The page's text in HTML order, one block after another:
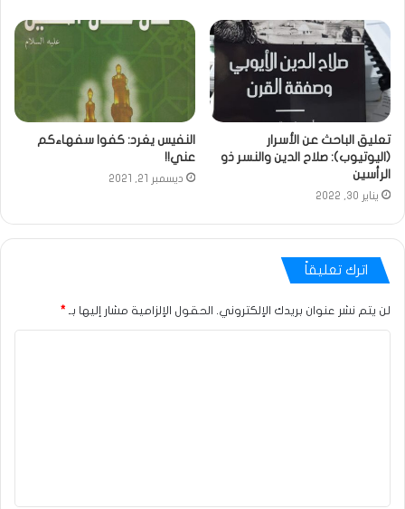
تعليق الباحث عن الأسرار
(اليوتيوب): صلاح الدين والنسر ذو
الرأسين
يناير 30, 2022
النفيس يغرد: كفوا سفهاءكم
عني!!
ديسمبر 21, 2021
اترك تعليقاً
لن يتم نشر عنوان بريدك الإلكتروني. الحقول الإلزامية مشار إليها بـ *